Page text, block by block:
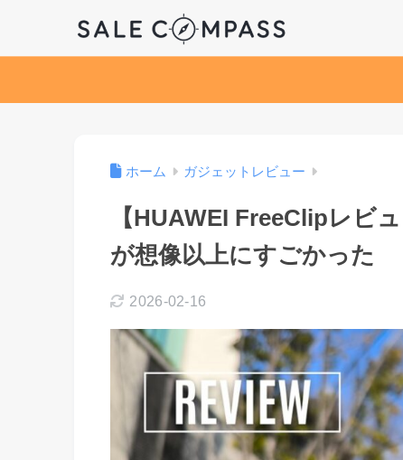
ホーム ガジェットレビュー
【HUAWEI FreeClipレビ
が想像以上にすごかった
2026-02-16